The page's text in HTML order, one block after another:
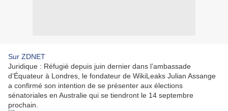
Sur ZDNET
Juridique : Réfugié depuis juin dernier dans l’ambassade
d’Équateur à Londres, le fondateur de WikiLeaks Julian Assange
a confirmé son intention de se présenter aux élections
sénatoriales en Australie qui se tiendront le 14 septembre
prochain.